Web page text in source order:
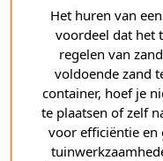
Het huren van
voordeel dat het
regelen van
voldoende zand
container, hoef je
te plaatsen of zelf
voor efficiëntie